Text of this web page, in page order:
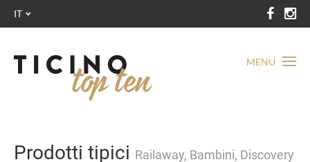
MENU
IT
Prodotti tipici Railaway, Bambini, Discovery